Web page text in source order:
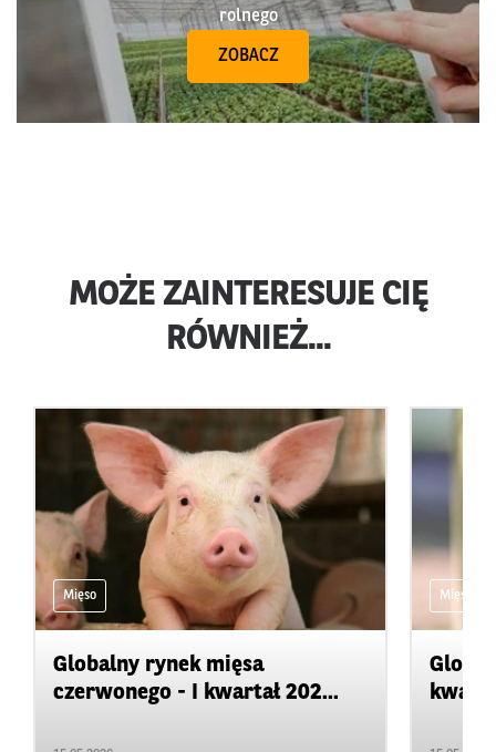
rolnego
ZOBACZ
MOŻE ZAINTERESUJE CIĘ
RÓWNIEŻ...
Mięso
Globalny rynek mięsa
czerwonego - I kwartał 202...
Mięso